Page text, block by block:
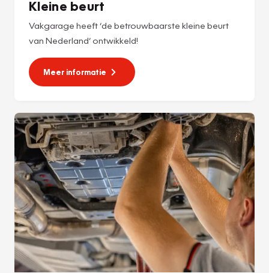
Kleine beurt
Vakgarage heeft ‘de betrouwbaarste kleine beurt
van Nederland’ ontwikkeld!
Meer informatie